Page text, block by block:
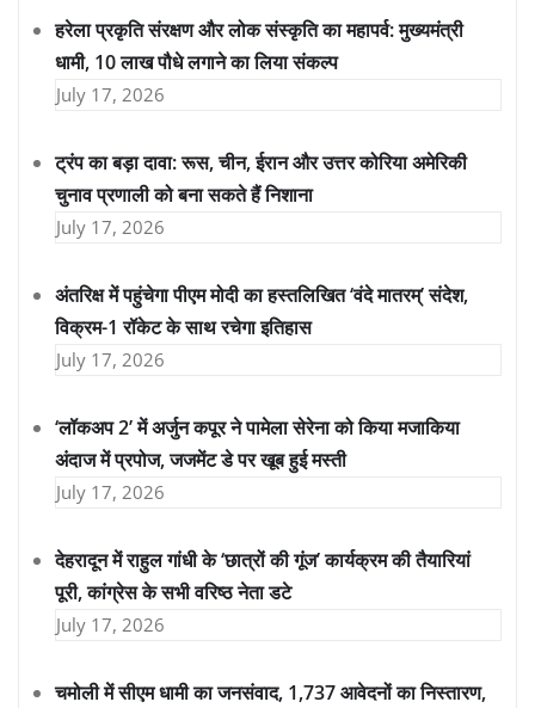
हरेला प्रकृति संरक्षण और लोक संस्कृति का महापर्व: मुख्यमंत्री
धामी, 10 लाख पौधे लगाने का लिया संकल्प
July 17, 2026
ट्रंप का बड़ा दावा: रूस, चीन, ईरान और उत्तर कोरिया अमेरिकी
चुनाव प्रणाली को बना सकते हैं निशाना
July 17, 2026
अंतरिक्ष में पहुंचेगा पीएम मोदी का हस्तलिखित ‘वंदे मातरम्’ संदेश,
विक्रम-1 रॉकेट के साथ रचेगा इतिहास
July 17, 2026
‘लॉकअप 2’ में अर्जुन कपूर ने पामेला सेरेना को किया मजाकिया
अंदाज में प्रपोज, जजमेंट डे पर खूब हुई मस्ती
July 17, 2026
देहरादून में राहुल गांधी के ‘छात्रों की गूंज’ कार्यक्रम की तैयारियां
पूरी, कांग्रेस के सभी वरिष्ठ नेता डटे
July 17, 2026
चमोली में सीएम धामी का जनसंवाद, 1,737 आवेदनों का निस्तारण,